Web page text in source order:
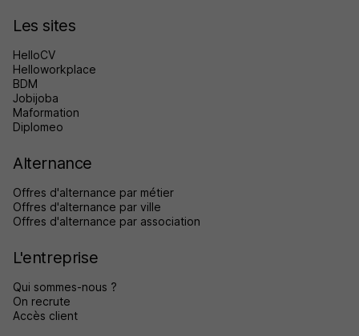
Les sites
HelloCV
Helloworkplace
BDM
Jobijoba
Maformation
Diplomeo
Alternance
Offres d'alternance par métier
Offres d'alternance par ville
Offres d'alternance par association
L'entreprise
Qui sommes-nous ?
On recrute
Accès client